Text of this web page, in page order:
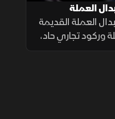
العملة
العملة القديمة
وركود تجاري حاد،
تمديد مهلة